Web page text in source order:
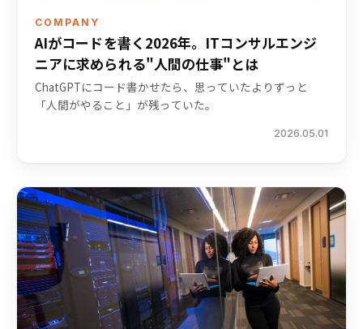
COMPANY
AIがコードを書く2026年。ITコンサルエンジ
ニアに求められる"人間の仕事"とは
ChatGPTにコード書かせたら、思っていたよりずっと
「人間がやること」が残っていた。
2026.05.01